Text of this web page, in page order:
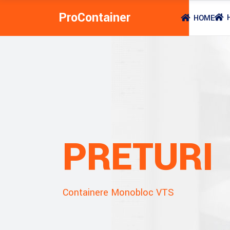
ProContainer HOME
PRETURI
Containere Monobloc VTS